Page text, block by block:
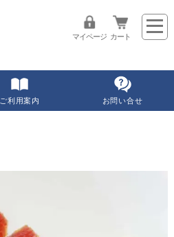
マイページ カート
ご利用案内 お問い合せ